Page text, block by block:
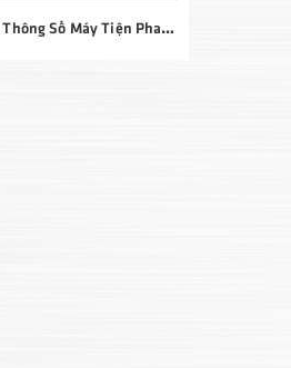
Hướng Dẫn Đọc Thông Số Máy Tiện Phay Chi Tiết Từ A–Z: Bí Quyết Chọn Đúng Máy, Đầu Tư Hiệu Quả